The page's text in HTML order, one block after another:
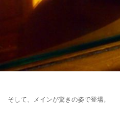
そして、メインが驚きの姿で登場。